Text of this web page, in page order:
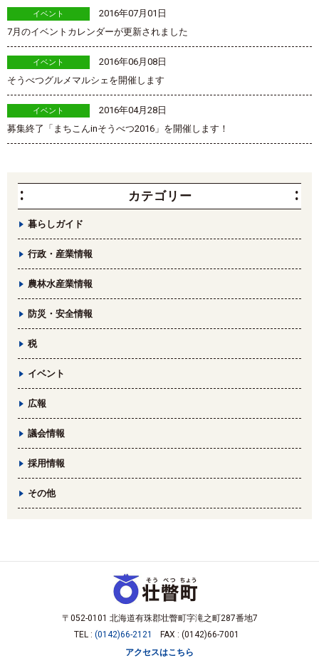
イベント
2016年07月01日
7月のイベントカレンダーが更新されました
イベント
2016年06月08日
そうべつグルメマルシェを開催します
イベント
2016年04月28日
募集終了「まちこんinそうべつ2016」を開催します！
カテゴリー
暮らしガイド
行政・産業情報
農林水産業情報
防災・安全情報
税
イベント
広報
議会情報
採用情報
その他
〒052-0101 北海道有珠郡壮瞥町字滝之町287番地7
TEL : (0142)66-2121
FAX : (0142)66-7001
アクセスはこちら